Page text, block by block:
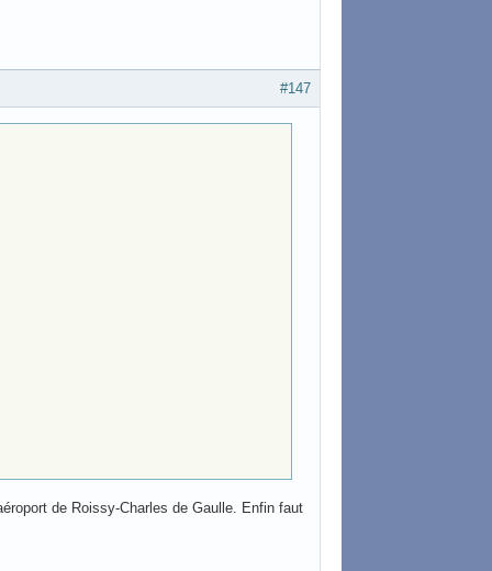
#147
de Roissy-Charles de Gaulle. Enfin faut